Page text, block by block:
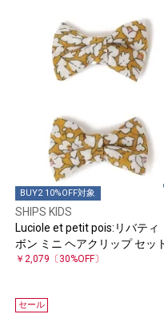
BUY2 10%OFF対象
SHIPS KIDS
Luciole et petit pois:リバティ
ボン ミニ ヘアクリップ セッ
￥2,079 〔30%OFF〕
セール